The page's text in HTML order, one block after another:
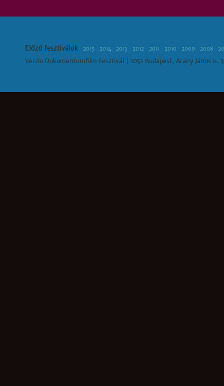
Előző fesztiválok 2015 2014 2013 2012 2011 2010 2009 2008
Verzio Dokumentumfilm Fesztivál | 1051 Budapest, Arany János